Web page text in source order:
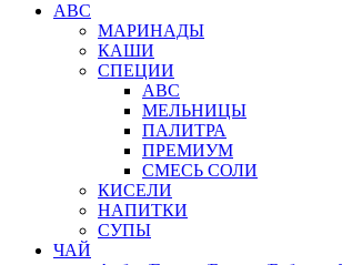
АВС
МАРИНАДЫ
КАШИ
СПЕЦИИ
АВС
МЕЛЬНИЦЫ
ПАЛИТРА
ПРЕМИУМ
СМЕСЬ СОЛИ
КИСЕЛИ
НАПИТКИ
СУПЫ
ЧАЙ